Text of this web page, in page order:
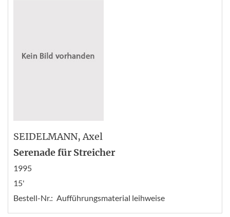
SEIDELMANN, Axel
Serenade für Streicher
1995
15'
Bestell-Nr.: Aufführungsmaterial leihweise